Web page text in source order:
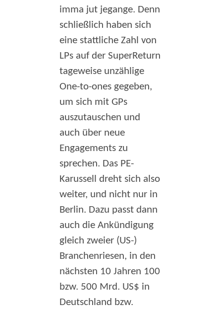
imma jut jegange. Denn
schließlich haben sich
eine stattliche Zahl von
LPs auf der SuperReturn
tageweise unzählige
One-to-ones gegeben,
um sich mit GPs
auszutauschen und
auch über neue
Engagements zu
sprechen. Das PE-
Karussell dreht sich also
weiter, und nicht nur in
Berlin. Dazu passt dann
auch die Ankündigung
gleich zweier (US-)
Branchenriesen, in den
nächsten 10 Jahren 100
bzw. 500 Mrd. US$ in
Deutschland bzw.